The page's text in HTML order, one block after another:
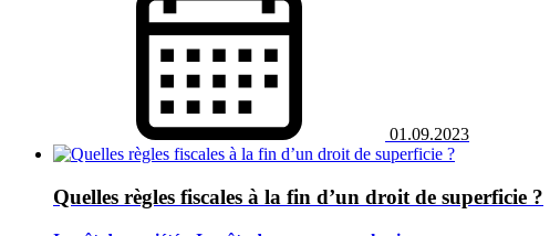
01.09.2023
Quelles règles fiscales à la fin d’un droit de superficie ?